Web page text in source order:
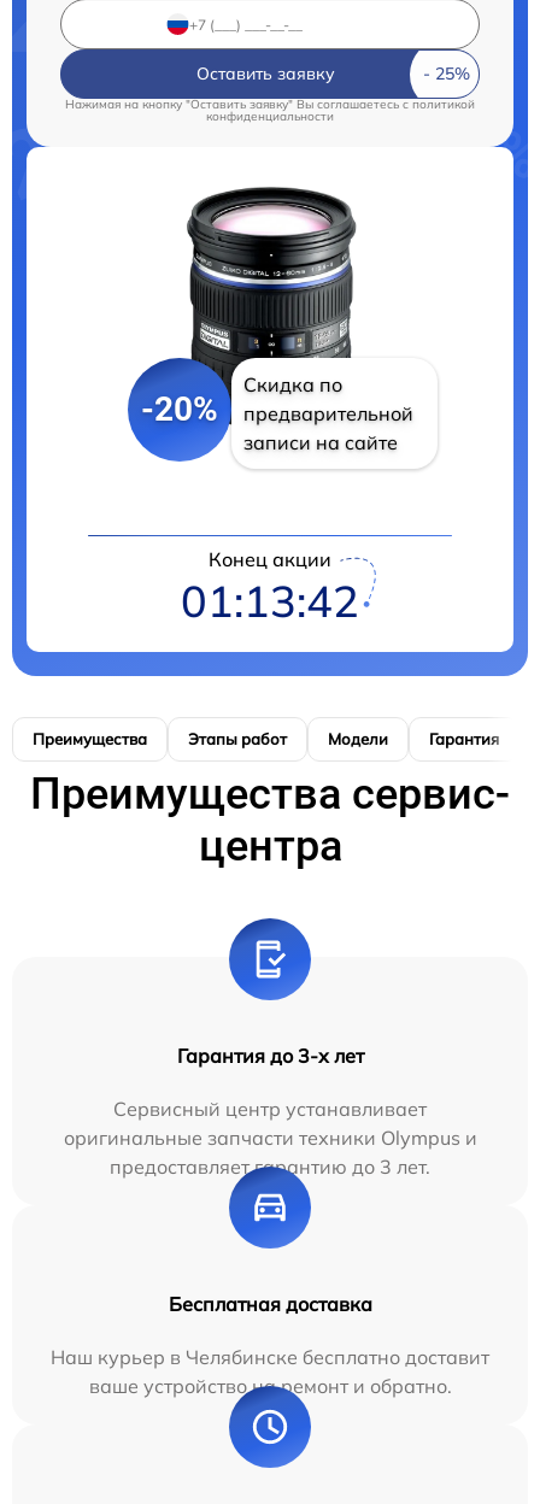
Оставить заявку
Нажимая на кнопку "Оставить заявку" Вы соглашаетесь c политикой
конфиденциальности
-20%
Скидка по
предварительной
записи на сайте
Конец акции
01:13:41
Преимущества Этапы работ Модели Гарантия
Преимущества сервис-
центра
Гарантия до 3-х лет
Сервисный центр устанавливает
оригинальные запчасти техники Olympus и
предоставляет гарантию до 3 лет.
Бесплатная доставка
Наш курьер в Челябинске бесплатно доставит
ваше устройство на ремонт и обратно.